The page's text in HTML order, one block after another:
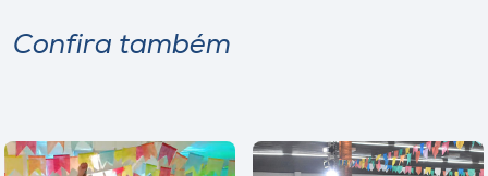
Confira também